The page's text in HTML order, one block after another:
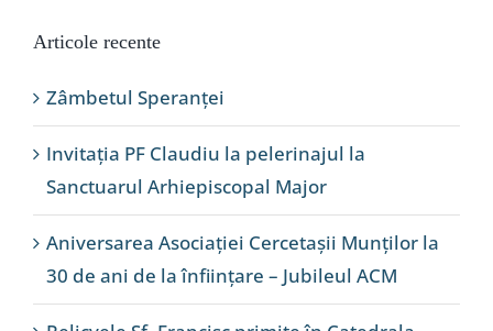
Articole recente
Zâmbetul Speranței
Invitația PF Claudiu la pelerinajul la
Sanctuarul Arhiepiscopal Major
Aniversarea Asociației Cercetașii Munților la
30 de ani de la înființare – Jubileul ACM